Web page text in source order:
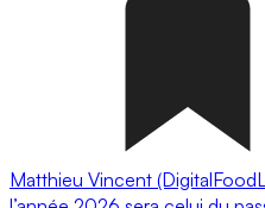
Matthieu Vincent